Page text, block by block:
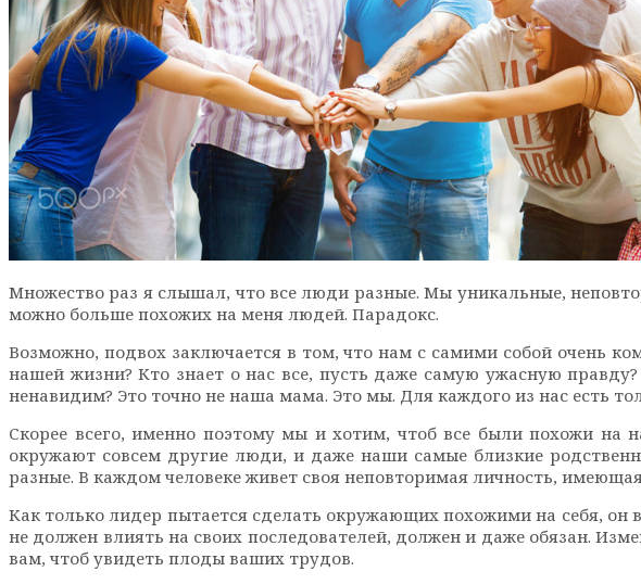
Множество раз я слышал, что все люди разные. Мы уникальные,
можно больше похожих на меня людей. Парадокс.
Возможно, подвох заключается в том, что нам с самими собой очень
нашей жизни? Кто знает о нас все, пусть даже самую ужасную
ненавидим? Это точно не наша мама. Это мы. Для каждого из нас есть
Скорее всего, именно поэтому мы и хотим, чтоб все были похожи на
окружают совсем другие люди, и даже наши самые близкие
разные. В каждом человеке живет своя неповторимая личность,
Как только лидер пытается сделать окружающих похожими на себя, он
не должен влиять на своих последователей, должен и даже обязан.
вам, чтоб увидеть плоды ваших трудов.